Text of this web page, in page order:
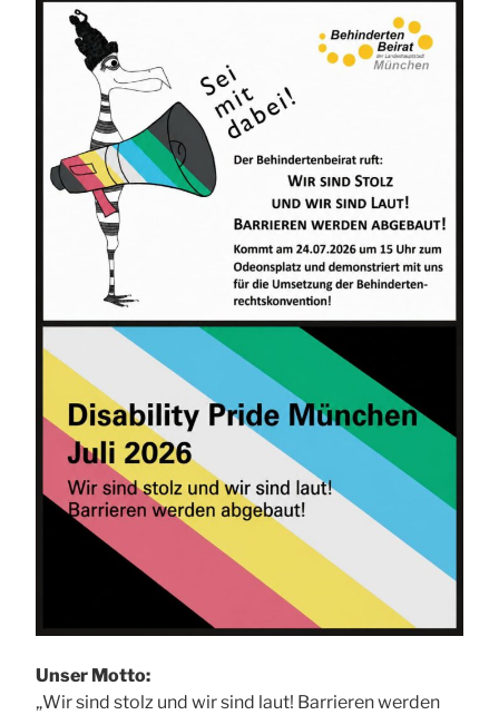
Unser Motto:
„Wir sind stolz und wir sind laut! Barrieren werden